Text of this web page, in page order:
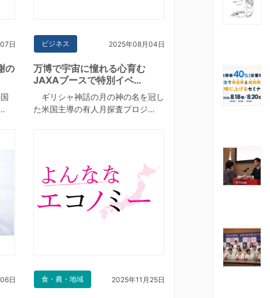
日
の
ビジネス 2025年08月04日
万博で宇宙に憧れる心育む
JAXAブースで特別イベ…
ギリシャ神話の月の神の名を冠し
た米国主導の有人月探査プロジ…
日 食・農・地域 2025年11月25日